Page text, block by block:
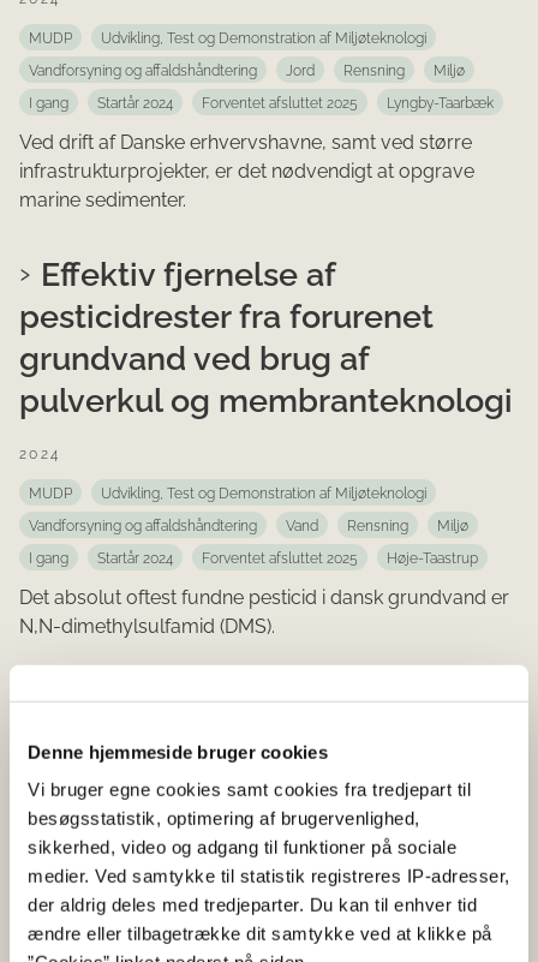
Denne hjemmeside bruger cookies
Vi bruger egne cookies samt cookies fra tredjepart til
besøgsstatistik, optimering af brugervenlighed,
sikkerhed, video og adgang til funktioner på sociale
medier. Ved samtykke til statistik registreres IP-adresser,
der aldrig deles med tredjeparter. Du kan til enhver tid
ændre eller tilbagetrække dit samtykke ved at klikke på
MUDP
Udvikling, Test og Demonstration af Miljøteknologi
Vandforsyning og affaldshåndtering
Jord Rensning
Miljø
I gang
Startår 2024 Forventet afsluttet 2025 Lyngby-Taarbæk
Ved drift af Danske erhvervshavne, samt ved større
infrastrukturprojekter, er det nødvendigt at opgrave
marine sedimenter.
Effektiv fjernelse af
pesticidrester fra forurenet
grundvand ved brug af
pulverkul og membranteknologi
2024
MUDP
Udvikling, Test og Demonstration af Miljøteknologi
Vandforsyning og affaldshåndtering
Vand Rensning
Miljø
I gang
Startår 2024 Forventet afsluttet 2025 Høje-Taastrup
Det absolut oftest fundne pesticid i dansk grundvand er
N,N-dimethylsulfamid (DMS).
BallastWISE Inline: Et dansk
udviklet fuldskala system til
automatiseret test af
ballastvand til det globale
marked